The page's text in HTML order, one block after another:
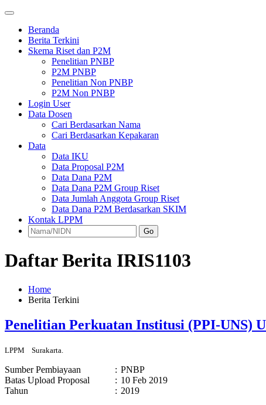
Beranda
Berita Terkini
Skema Riset dan P2M
Penelitian PNBP
P2M PNBP
Penelitian Non PNBP
P2M Non PNBP
Login User
Data Dosen
Cari Berdasarkan Nama
Cari Berdasarkan Kepakaran
Data
Data IKU
Data Proposal P2M
Data Dana P2M
Data Dana P2M Group Riset
Data Jumlah Anggota Group Riset
Data Dana P2M Berdasarkan SKIM
Kontak LPPM
Go
Daftar Berita IRIS1103
Home
Berita Terkini
Penelitian Perkuatan Institusi (PPI-UNS)
LPPM Surakarta.
Sumber Pembiayaan : PNBP
Batas Upload Proposal
: 10 Feb 2019
Tahun
: 2019